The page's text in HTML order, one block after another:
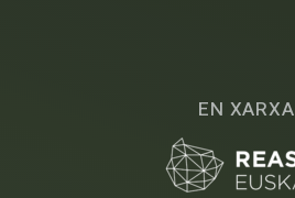
EN XARXA